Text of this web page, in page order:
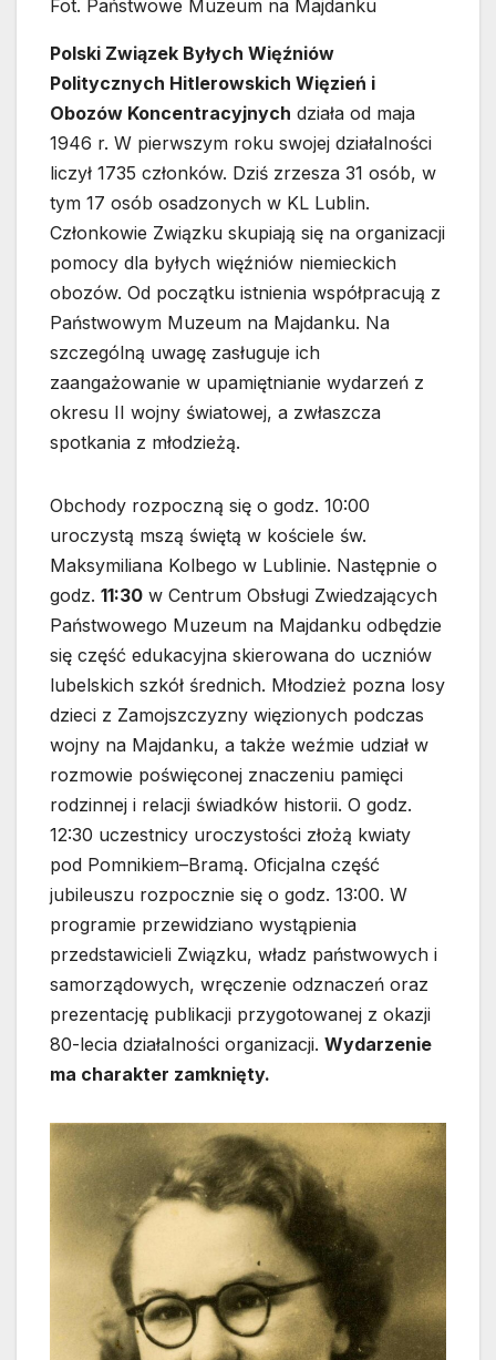
Fot. Państwowe Muzeum na Majdanku
Polski Związek Byłych Więźniów
Politycznych Hitlerowskich Więzień i
Obozów Koncentracyjnych działa od maja
1946 r. W pierwszym roku swojej działalności
liczył 1735 członków. Dziś zrzesza 31 osób, w
tym 17 osób osadzonych w KL Lublin.
Członkowie Związku skupiają się na organizacji
pomocy dla byłych więźniów niemieckich
obozów. Od początku istnienia współpracują z
Państwowym Muzeum na Majdanku. Na
szczególną uwagę zasługuje ich
zaangażowanie w upamiętnianie wydarzeń z
okresu II wojny światowej, a zwłaszcza
spotkania z młodzieżą.
Obchody rozpoczną się o godz. 10:00
uroczystą mszą świętą w kościele św.
Maksymiliana Kolbego w Lublinie. Następnie o
godz. 11:30 w Centrum Obsługi Zwiedzających
Państwowego Muzeum na Majdanku odbędzie
się część edukacyjna skierowana do uczniów
lubelskich szkół średnich. Młodzież pozna losy
dzieci z Zamojszczyzny więzionych podczas
wojny na Majdanku, a także weźmie udział w
rozmowie poświęconej znaczeniu pamięci
rodzinnej i relacji świadków historii. O godz.
12:30 uczestnicy uroczystości złożą kwiaty
pod Pomnikiem–Bramą. Oficjalna część
jubileuszu rozpocznie się o godz. 13:00. W
programie przewidziano wystąpienia
przedstawicieli Związku, władz państwowych i
samorządowych, wręczenie odznaczeń oraz
prezentację publikacji przygotowanej z okazji
80-lecia działalności organizacji. Wydarzenie
ma charakter zamknięty.